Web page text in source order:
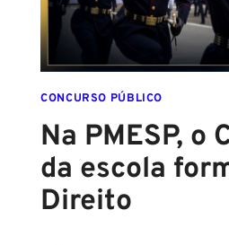
MÍNIMA
PARA
CONCURSO
POLICIAL:
CONCURSO PÚBLICO
Na PMESP, o
da escola
Direito